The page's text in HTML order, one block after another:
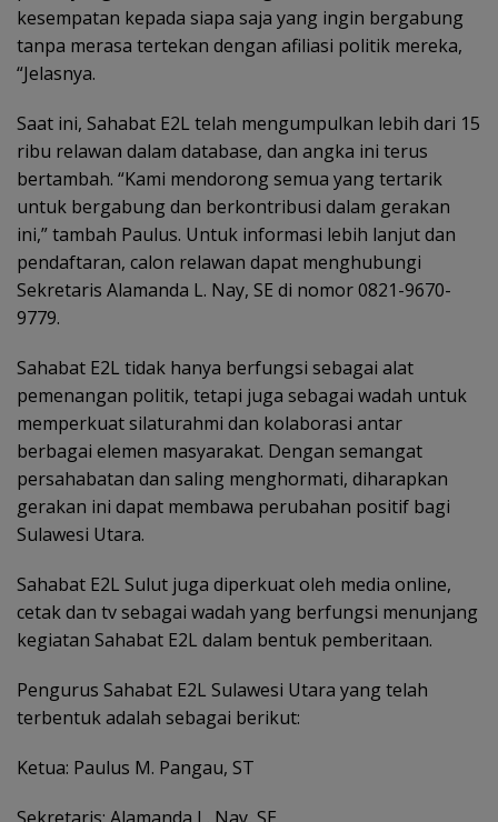
kesempatan kepada siapa saja yang ingin bergabung
tanpa merasa tertekan dengan afiliasi politik mereka,
“Jelasnya.
Saat ini, Sahabat E2L telah mengumpulkan lebih dari 15
ribu relawan dalam database, dan angka ini terus
bertambah. “Kami mendorong semua yang tertarik
untuk bergabung dan berkontribusi dalam gerakan
ini,” tambah Paulus. Untuk informasi lebih lanjut dan
pendaftaran, calon relawan dapat menghubungi
Sekretaris Alamanda L. Nay, SE di nomor 0821-9670-
9779.
Sahabat E2L tidak hanya berfungsi sebagai alat
pemenangan politik, tetapi juga sebagai wadah untuk
memperkuat silaturahmi dan kolaborasi antar
berbagai elemen masyarakat. Dengan semangat
persahabatan dan saling menghormati, diharapkan
gerakan ini dapat membawa perubahan positif bagi
Sulawesi Utara.
Sahabat E2L Sulut juga diperkuat oleh media online,
cetak dan tv sebagai wadah yang berfungsi menunjang
kegiatan Sahabat E2L dalam bentuk pemberitaan.
Pengurus Sahabat E2L Sulawesi Utara yang telah
terbentuk adalah sebagai berikut:
Ketua: Paulus M. Pangau, ST
Sekretaris: Alamanda L. Nay, SE